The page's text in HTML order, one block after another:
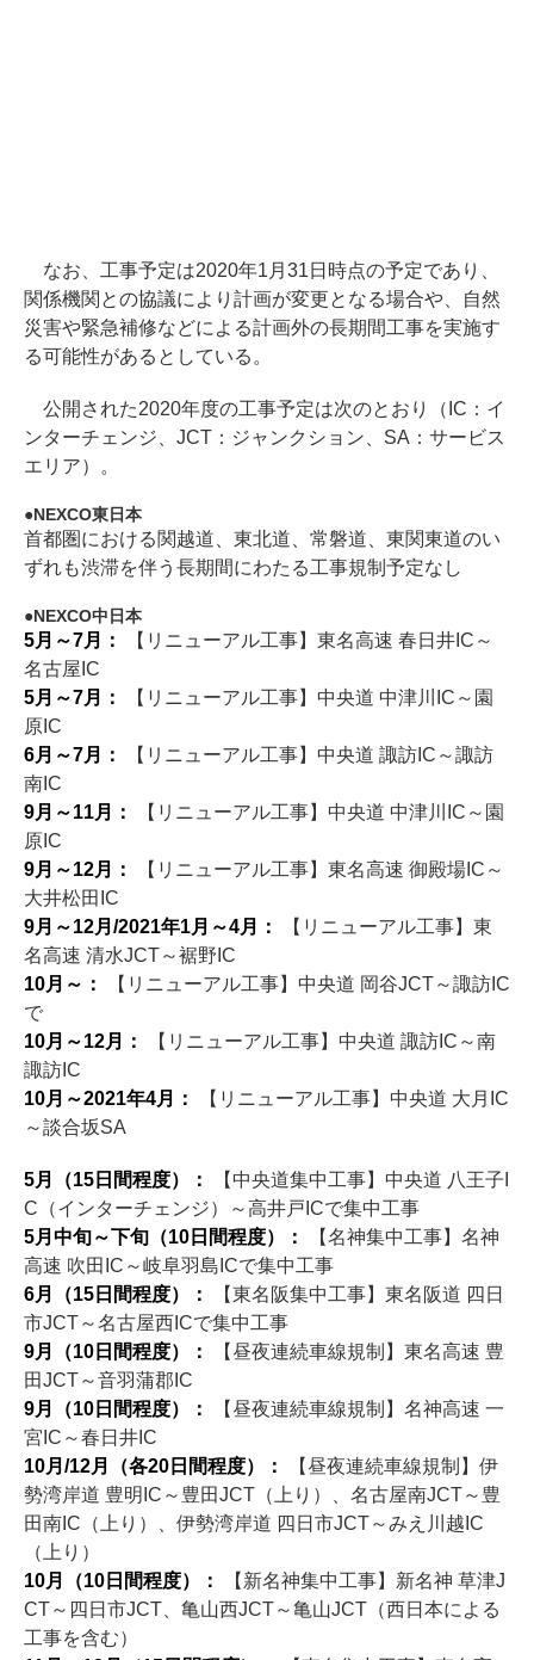
なお、工事予定は2020年1月31日時点の予定であり、
関係機関との協議により計画が変更となる場合や、自然
災害や緊急補修などによる計画外の長期間工事を実施す
る可能性があるとしている。
公開された2020年度の工事予定は次のとおり（IC：イ
ンターチェンジ、JCT：ジャンクション、SA：サービス
エリア）。
NEXCO東日本
首都圏における関越道、東北道、常磐道、東関東道のい
ずれも渋滞を伴う長期間にわたる工事規制予定なし
NEXCO中日本
5月～7月：
【リニューアル工事】東名高速 春日井IC～
名古屋IC
5月～7月：
【リニューアル工事】中央道 中津川IC～園
原IC
6月～7月：
【リニューアル工事】中央道 諏訪IC～諏訪
南IC
9月～11月：
【リニューアル工事】中央道 中津川IC～園
原IC
9月～12月：
【リニューアル工事】東名高速 御殿場IC～
大井松田IC
9月～12月/2021年1月～4月：
【リニューアル工事】東
名高速 清水JCT～裾野IC
10月～：
【リニューアル工事】中央道 岡谷JCT～諏訪IC
で
10月～12月：
【リニューアル工事】中央道 諏訪IC～南
諏訪IC
10月～2021年4月：
【リニューアル工事】中央道 大月IC
～談合坂SA
5月（15日間程度）：
【中央道集中工事】中央道 八王子I
C（インターチェンジ）～高井戸ICで集中工事
5月中旬～下旬（10日間程度）：
【名神集中工事】名神
高速 吹田IC～岐阜羽島ICで集中工事
6月（15日間程度）：
【東名阪集中工事】東名阪道 四日
市JCT～名古屋西ICで集中工事
9月（10日間程度）：
【昼夜連続車線規制】東名高速 豊
田JCT～音羽蒲郡IC
9月（10日間程度）：
【昼夜連続車線規制】名神高速 一
宮IC～春日井IC
10月/12月（各20日間程度）：
【昼夜連続車線規制】伊
勢湾岸道 豊明IC～豊田JCT（上り）、名古屋南JCT～豊
田南IC（上り）、伊勢湾岸道 四日市JCT～みえ川越IC
（上り）
10月（10日間程度）：
【新名神集中工事】新名神 草津J
CT～四日市JCT、亀山西JCT～亀山JCT（西日本による
工事を含む）